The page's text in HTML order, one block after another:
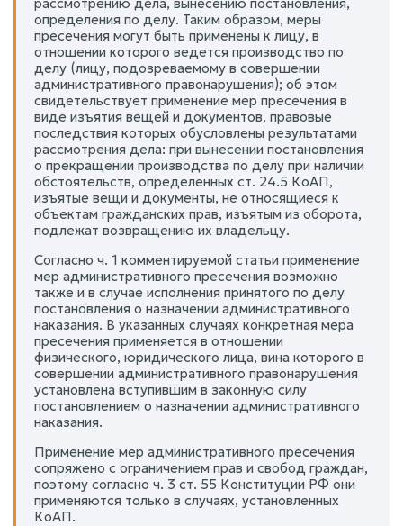
определения по делу. Таким образом, меры
пресечения могут быть применены к лицу, в
отношении которого ведется производство по
делу (лицу, подозреваемому в совершении
административного правонарушения); об этом
свидетельствует применение мер пресечения в
виде изъятия вещей и документов, правовые
последствия которых обусловлены результатами
рассмотрения дела: при вынесении постановления
о прекращении производства по делу при наличии
обстоятельств, определенных ст. 24.5 КоАП,
изъятые вещи и документы, не относящиеся к
объектам гражданских прав, изъятым из оборота,
подлежат возвращению их владельцу.
Согласно ч. 1 комментируемой статьи применение
мер административного пресечения возможно
также и в случае исполнения принятого по делу
постановления о назначении административного
наказания. В указанных случаях конкретная мера
пресечения применяется в отношении
физического, юридического лица, вина которого в
совершении административного правонарушения
установлена вступившим в законную силу
постановлением о назначении административного
наказания.
Применение мер административного пресечения
сопряжено с ограничением прав и свобод граждан,
поэтому согласно ч. 3 ст. 55 Конституции РФ они
применяются только в случаях, установленных
КоАП.